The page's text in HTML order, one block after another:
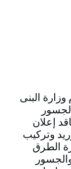
وزارة البنى
إعلان
بتوريد وتركيب
الطرق